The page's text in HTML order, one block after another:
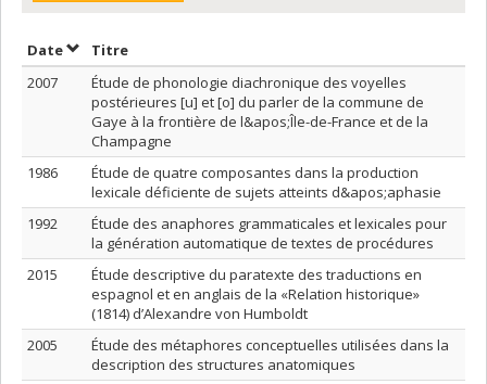
DateTrier par date en ordre croissant
Titre
2007
Étude de phonologie diachronique des voyelles
postérieures [u] et [o] du parler de la commune de
Gaye à la frontière de l&apos;Île-de-France et de la
Champagne
1986
Étude de quatre composantes dans la production
lexicale déficiente de sujets atteints d&apos;aphasie
1992
Étude des anaphores grammaticales et lexicales pour
la génération automatique de textes de procédures
2015
Étude descriptive du paratexte des traductions en
espagnol et en anglais de la «Relation historique»
(1814) d’Alexandre von Humboldt
2005
Étude des métaphores conceptuelles utilisées dans la
description des structures anatomiques